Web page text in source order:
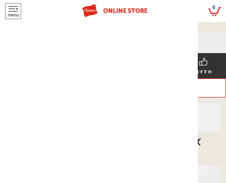
script> 0
おすすめ
チノ ワイドフィット ノータックパンツ 26SS ヘインズ